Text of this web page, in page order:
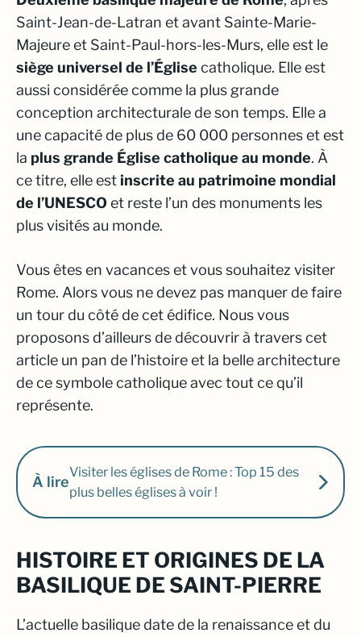
Saint-Jean-de-Latran et avant Sainte-Marie-
Majeure et Saint-Paul-hors-les-Murs, elle est le
siège universel de l’Église catholique. Elle est
aussi considérée comme la plus grande
conception architecturale de son temps. Elle a
une capacité de plus de 60 000 personnes et est
la plus grande Église catholique au monde. À
ce titre, elle est inscrite au patrimoine mondial
de l’UNESCO et reste l’un des monuments les
plus visités au monde.
Vous êtes en vacances et vous souhaitez visiter
Rome. Alors vous ne devez pas manquer de faire
un tour du côté de cet édifice. Nous vous
proposons d’ailleurs de découvrir à travers cet
article un pan de l’histoire et la belle architecture
de ce symbole catholique avec tout ce qu’il
représente.
À lire
Visiter les églises de Rome : Top 15 des
plus belles églises à voir !
HISTOIRE ET ORIGINES DE LA
BASILIQUE DE SAINT-PIERRE
L’actuelle basilique date de la renaissance et du